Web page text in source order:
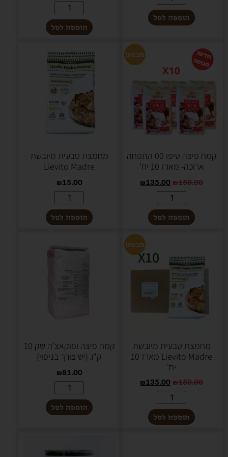
הוספה לסל
הוספה לסל
מבצע!
קמח פיצה טיפו 00 התפחה
ארוכה- מארז 10 יח'
₪150.00
₪135.00
הוספה לסל
מחמצת טבעית מיובשת
Lievito Madre
₪15.00
הוספה לסל
מבצע!
מחמצת טבעית מיובשת
Lievito Madre מארז 10
יח'
₪150.00
₪135.00
הוספה לסל
קמח פיצה ופוקאצ'ה שק 10
ק"ג (יש צורך בניפוי)
₪81.00
הוספה לסל